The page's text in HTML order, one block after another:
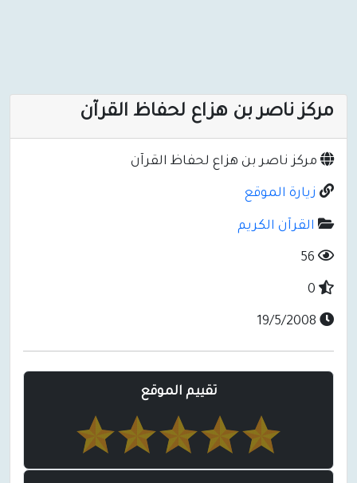
مركز ناصر بن هزاع لحفاظ القرآن
مركز ناصر بن هزاع لحفاظ القرآن
زيارة الموقع
القرآن الكريم
تقييم الموقع